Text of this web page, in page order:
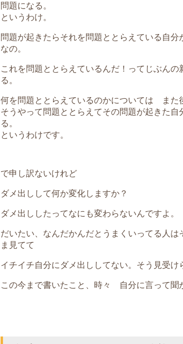
問題になる。
というわけ。
問題が起きたらそれを問題ととらえている自分
なの。
これを問題ととらえているんだ！ってじぶんの
る。
何を問題ととらえているのかについては また
そうやって問題ととらえてその問題が起きた自
る。
というわけです。
で申し訳ないけれど
ダメ出しして何か変化しますか？
ダメ出ししたってなにも変わらないんですよ。
だいたい、なんだかんだとうまくいってる人は
ま見てて
イチイチ自分にダメ出ししてない。そう見受け
この今まで書いたこと、時々 自分に言って聞